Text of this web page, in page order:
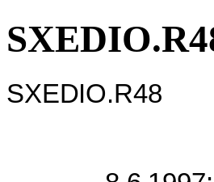
SXEDIO.R48